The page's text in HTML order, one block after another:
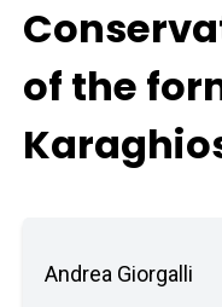
of the
Andrea Giorgalli